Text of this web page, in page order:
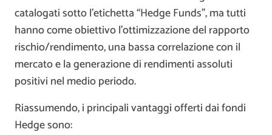
catalogati sotto l’etichetta “Hedge Funds”, ma tutti
hanno come obiettivo l’ottimizzazione del rapporto
rischio/rendimento, una bassa correlazione con il
mercato e la generazione di rendimenti assoluti
positivi nel medio periodo.
Riassumendo, i principali vantaggi offerti dai fondi
Hedge sono: